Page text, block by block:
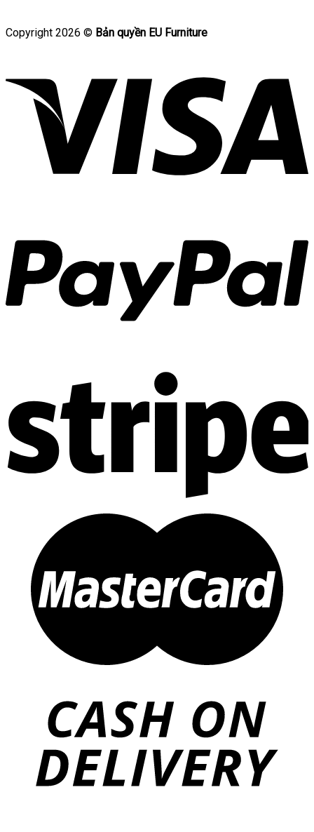
Copyright 2026 © Bản quyền EU Furniture